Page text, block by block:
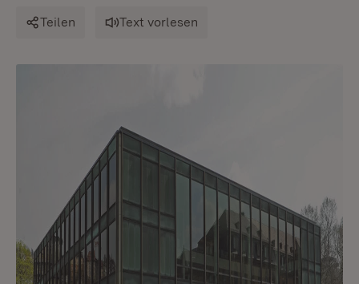
Teilen Text vorlesen